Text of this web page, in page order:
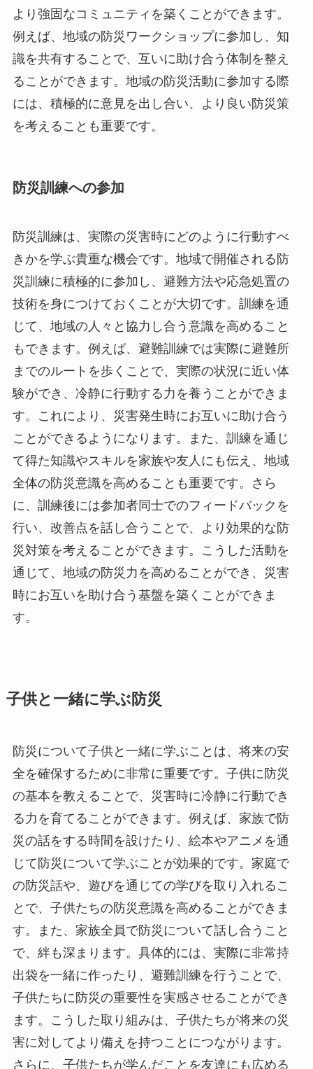
より強固なコミュニティを築くことができます。
例えば、地域の防災ワークショップに参加し、知
識を共有することで、互いに助け合う体制を整え
ることができます。地域の防災活動に参加する際
には、積極的に意見を出し合い、より良い防災策
を考えることも重要です。
防災訓練への参加
防災訓練は、実際の災害時にどのように行動すべ
きかを学ぶ貴重な機会です。地域で開催される防
災訓練に積極的に参加し、避難方法や応急処置の
技術を身につけておくことが大切です。訓練を通
じて、地域の人々と協力し合う意識を高めること
もできます。例えば、避難訓練では実際に避難所
までのルートを歩くことで、実際の状況に近い体
験ができ、冷静に行動する力を養うことができま
す。これにより、災害発生時にお互いに助け合う
ことができるようになります。また、訓練を通じ
て得た知識やスキルを家族や友人にも伝え、地域
全体の防災意識を高めることも重要です。さら
に、訓練後には参加者同士でのフィードバックを
行い、改善点を話し合うことで、より効果的な防
災対策を考えることができます。こうした活動を
通じて、地域の防災力を高めることができ、災害
時にお互いを助け合う基盤を築くことができま
す。
子供と一緒に学ぶ防災
防災について子供と一緒に学ぶことは、将来の安
全を確保するために非常に重要です。子供に防災
の基本を教えることで、災害時に冷静に行動でき
る力を育てることができます。例えば、家族で防
災の話をする時間を設けたり、絵本やアニメを通
じて防災について学ぶことが効果的です。家庭で
の防災話や、遊びを通じての学びを取り入れるこ
とで、子供たちの防災意識を高めることができま
す。また、家族全員で防災について話し合うこと
で、絆も深まります。具体的には、実際に非常持
出袋を一緒に作ったり、避難訓練を行うことで、
子供たちに防災の重要性を実感させることができ
ます。こうした取り組みは、子供たちが将来の災
害に対してより備えを持つことにつながります。
さらに、子供たちが学んだことを友達にも広める